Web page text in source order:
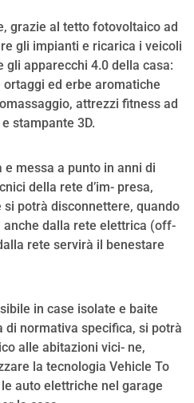
grazie al tetto fotovoltaico ad
gli impianti e ricarica i veicoli
apparecchi 4.0 della casa:
ed erbe aromatiche
attrezzi fitness ad
stampante 3D.
messa a punto in anni di
della rete d’im- presa,
potrà disconnettere, quando
dalla rete elettrica (off-
rete servirà il benestare
in case isolate e baite
di normativa specifica, si potrà
alle abitazioni vici- ne,
la tecnologia Vehicle To
auto elettriche nel garage